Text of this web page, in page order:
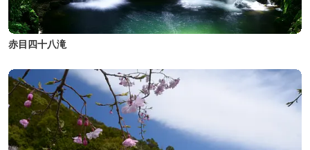
赤目四十八滝